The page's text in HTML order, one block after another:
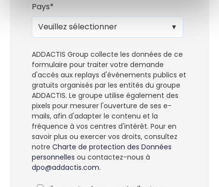
Pays*
ADDACTIS Group collecte les données de ce
formulaire pour traiter votre demande
d'accès aux replays d'événements publics et
gratuits organisés par les entités du groupe
ADDACTIS. Le groupe utilise également des
pixels pour mesurer l'ouverture de ses e-
mails, afin d'adapter le contenu et la
fréquence à vos centres d'intérêt. Pour en
savoir plus ou exercer vos droits, consultez
notre Charte de protection des Données
personnelles ou contactez-nous à
dpo@addactis.com.